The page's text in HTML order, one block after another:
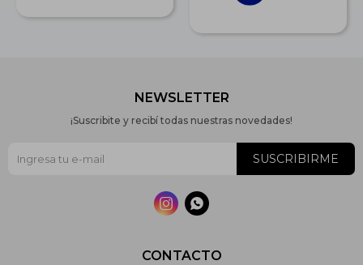
CONTACTO
NEWSLETTER
¡Suscribite y recibí todas nuestras novedades!
SUSCRIBIRME
 